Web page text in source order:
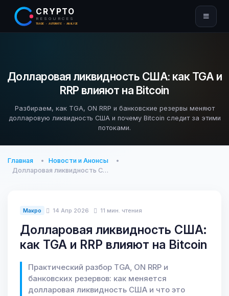
CRYPTO
RESOURCES
TRADE · AUTOMATE · ANALYZE
Долларовая ликвидность США: как TGA и
RRP влияют на Bitcoin
Разбираем, как TGA, ON RRP и банковские резервы меняют
долларовую ликвидность США и почему Bitcoin следит за этими
потоками.
Главная
Новости и Анонсы
Долларовая ликвидность С…
Макро 14 Апр 2026 11 мин. чтения
Долларовая ликвидность США:
как TGA и RRP влияют на Bitcoin
Практический разбор TGA, ON RRP и
банковских резервов: как меняется
долларовая ликвидность США и что это